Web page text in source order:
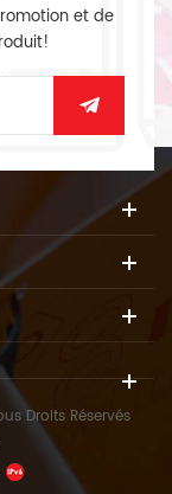
et de
Droits Réservés